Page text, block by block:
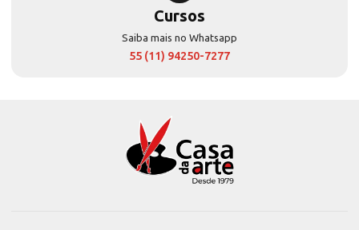
Cursos
Saiba mais no Whatsapp
55 (11) 94250-7277